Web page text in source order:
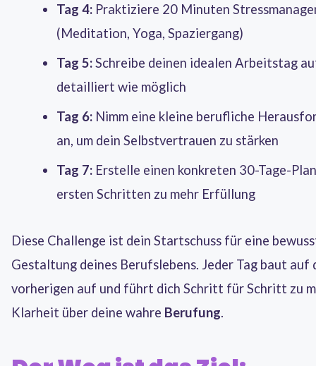
Tag 4: Praktiziere 20 Minuten
(Meditation, Yoga, Spaziergang)
Tag 5:Schreibe deinen idealen Arbeitstag
detailliert wie möglich
Tag 6: Nimm eine kleine berufliche
an, um dein Selbstvertrauen zu stärken
Tag 7: Erstelle einen konkreten 30-Tage-
ersten Schritten zu mehr Erfüllung
Diese Challenge ist dein Startschuss für eine
Gestaltung deines Berufslebens. Jeder Tag baut auf
vorherigen auf und führt dich Schritt für Schritt zu
Klarheit über deine wahre Berufung.